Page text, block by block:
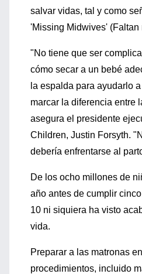
salvar vidas, tal y como
'Missing Midwives' (Faltan
"No tiene que ser
cómo secar a un bebé
la espalda para ayudarlo
marcar la diferencia entre
asegura el presidente
Children, Justin Forsyth.
debería enfrentarse al
De los ocho millones de
año antes de cumplir
10 ni siquiera ha visto
vida.
Preparar a las matronas
procedimientos, incluido